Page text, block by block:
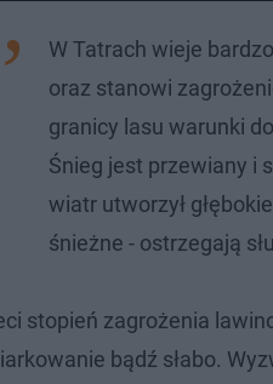
W Tatrach wieje
oraz stanowi
granicy lasu warunki
Śnieg jest przewiany i
wiatr utworzył
śnieżne - ostrzegają
stopień zagrożenia
bądź słabo.